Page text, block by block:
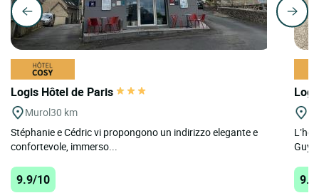
Logis Hôtel de Paris
Murol30 km
Stéphanie e Cédric vi propongono un indirizzo elegante e
confortevole, immerso...
9.9/10